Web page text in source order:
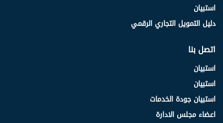
استبيان
دليل التمويل التجاري الرقمي
اتصل بنا
استبيان
استبيان
استبيان جودة الخدمات
اعضاء مجلس الادارة